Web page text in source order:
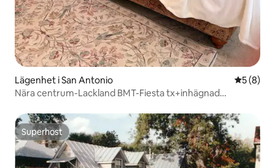
Lägenhet i San Antonio 5 av 5 i
5 (8)
Nära centrum-Lackland BMT-Fiesta tx+inhägnad
Superhost
Superhost